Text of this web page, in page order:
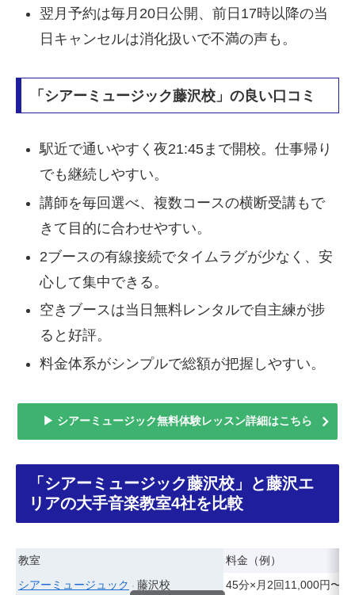
翌月予約は毎月20日公開、前日17時以降の当
日キャンセルは消化扱いで不満の声も。
「シアーミュージック藤沢校」の良い口コミ
駅近で通いやすく夜21:45まで開校。仕事帰り
でも継続しやすい。
講師を毎回選べ、複数コースの横断受講もで
きて目的に合わせやすい。
2ブースの有線接続でタイムラグが少なく、安
心して集中できる。
空きブースは当日無料レンタルで自主練が捗
ると好評。
料金体系がシンプルで総額が把握しやすい。
▶ シアーミュージック無料体験レッスン詳細はこちら
「シアーミュージック藤沢校」と藤沢エ
リアの大手音楽教室4社を比較
教室
料金（例）
シアーミュージュック
藤沢校
45分×月2回11,000円〜